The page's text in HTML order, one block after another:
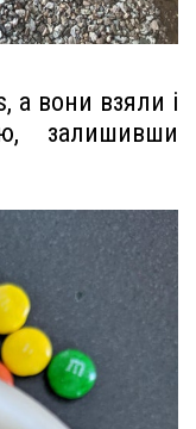
а вони взяли і
залишивши